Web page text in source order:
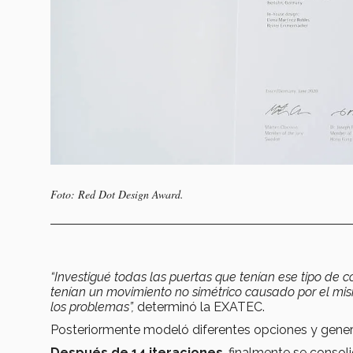
Foto: Red Dot Design Award.
“Investigué todas las puertas que tenían ese tipo de
tenían un movimiento no simétrico causado por el
los problemas”, determinó la EXATEC.
Posteriormente modeló diferentes opciones y